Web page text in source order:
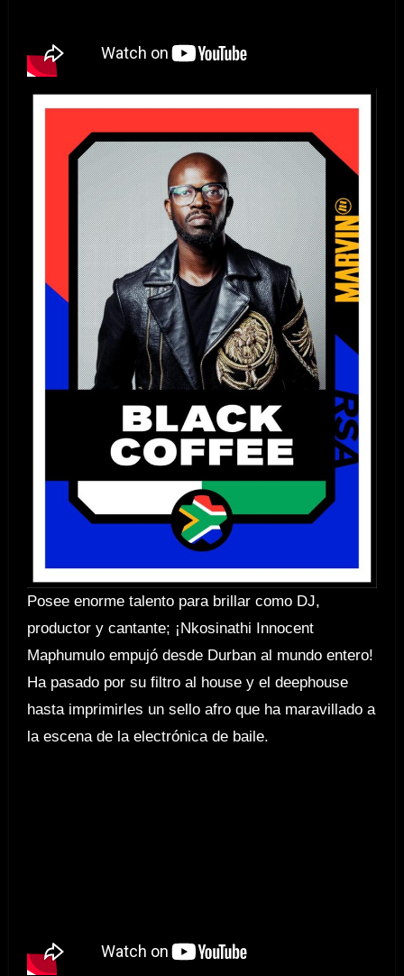
Posee enorme talento para brillar como DJ,
productor y cantante; ¡Nkosinathi Innocent
Maphumulo empujó desde Durban al mundo entero!
Ha pasado por su filtro al house y el deephouse
hasta imprimirles un sello afro que ha maravillado a
la escena de la electrónica de baile.